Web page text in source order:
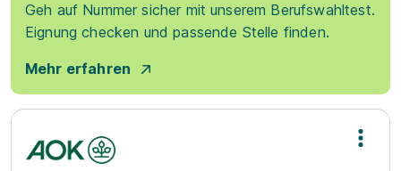
Geh auf Nummer sicher mit unserem Berufswahltest.
Eignung checken und passende Stelle finden.
Mehr erfahren